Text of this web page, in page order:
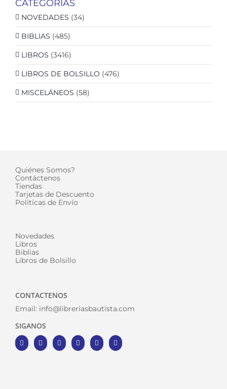
CATEGORIAS
NOVEDADES (34)
BIBLIAS (485)
LIBROS (3416)
LIBROS DE BOLSILLO (476)
MISCELÁNEOS (58)
Quiénes Somos?
Contáctenos
Tiendas
Tarjetas de Descuento
Politicas de Envío
Novedades
Libros
Biblias
Libros de Bolsillo
CONTACTENOS
Email: info@libreriasbautista.com
SIGANOS